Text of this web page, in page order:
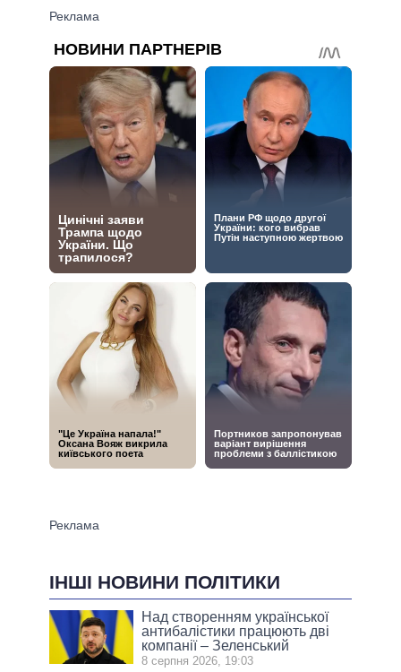
ІНШІ НОВИНИ ПОЛІТИКИ
Над створенням української
антибалістики працюють дві
компанії – Зеленський
8 серпня 2026, 19:03